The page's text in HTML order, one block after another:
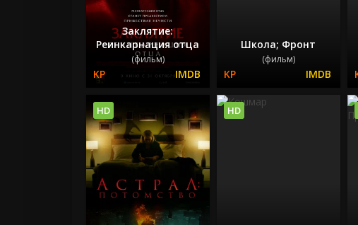
Заклятие:
Реинкарнация отца
(фильм)
Школа; Фронт
(фильм)
HD HD